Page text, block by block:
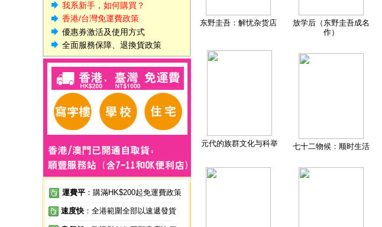
我系新手，如何購買？
香港/台灣免運費政策
優惠券激活及使用方式
全面服務保障、退換貨政策
運費平 ：購滿HK$200起免運費政策
速度快 ：全港範圍全部以速遞發貨
东野圭吾：解忧杂货店
放学后（东野圭吾成名
作）
元代的族群文化与科举 七十二物候：顺时生活